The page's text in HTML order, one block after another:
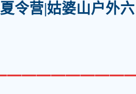
令营|姑婆山户外